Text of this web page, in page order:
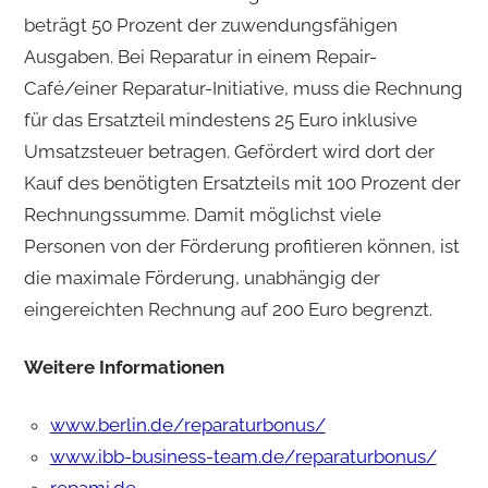
beträgt 50 Prozent der zuwendungsfähigen
Ausgaben. Bei Reparatur in einem Repair-
Café/einer Reparatur-Initiative, muss die Rechnung
für das Ersatzteil mindestens 25 Euro inklusive
Umsatzsteuer betragen. Gefördert wird dort der
Kauf des benötigten Ersatzteils mit 100 Prozent der
Rechnungssumme. Damit möglichst viele
Personen von der Förderung profitieren können, ist
die maximale Förderung, unabhängig der
eingereichten Rechnung auf 200 Euro begrenzt.
Weitere Informationen
www.berlin.de/reparaturbonus/
www.ibb-business-team.de/reparaturbonus/